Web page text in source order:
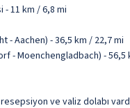
- 11 km / 6,8 mi
- Aachen) - 36,5 km / 22,7 mi
- Moenchengladbach) - 56,5
ve valiz dolabı